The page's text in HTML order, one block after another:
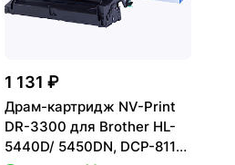
1 131 ₽
Драм-картридж NV-Print
DR-3300 для Brother HL-
5440D/ 5450DN, DCP-8110/